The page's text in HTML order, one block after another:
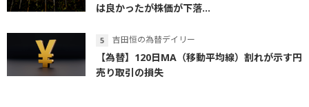
は良かったが株価が下落...
吉田恒の為替デイリー
【為替】120日MA（移動平均線）割れが示す円
売り取引の損失